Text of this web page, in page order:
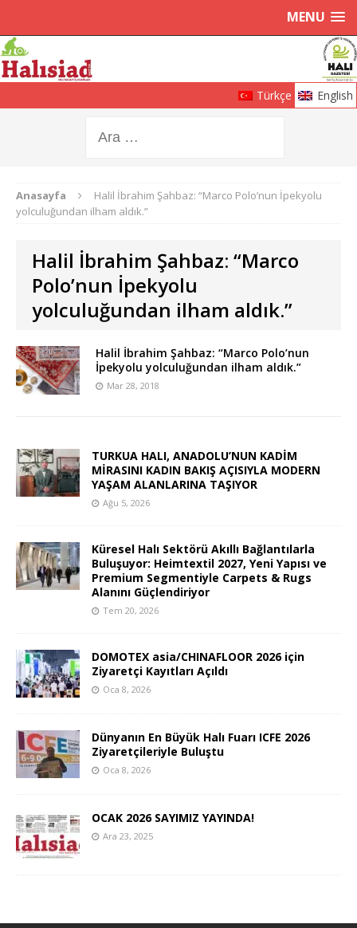
MENU
Türkçe English
Anasayfa
Halil İbrahim Şahbaz: “Marco Polo’nun İpekyolu
yolculuğundan ilham aldık.”
Halil İbrahim Şahbaz: “Marco
Polo’nun İpekyolu
yolculuğundan ilham aldık.”
Halil İbrahim Şahbaz: “Marco Polo’nun
İpekyolu yolculuğundan ilham aldık.”
Mar 28, 2018
TURKUA HALI, ANADOLU’NUN KADİM
MİRASINI KADIN BAKIŞ AÇISIYLA MODERN
YAŞAM ALANLARINA TAŞIYOR
Ağu 5, 2026
Küresel Halı Sektörü Akıllı Bağlantılarla
Buluşuyor: Heimtextil 2027, Yeni Yapısı ve
Premium Segmentiyle Carpets & Rugs
Alanını Güçlendiriyor
Tem 20, 2026
DOMOTEX asia/CHINAFLOOR 2026 için
Ziyaretçi Kayıtları Açıldı
Oca 8, 2026
Dünyanın En Büyük Halı Fuarı ICFE 2026
Ziyaretçileriyle Buluştu
Oca 8, 2026
OCAK 2026 SAYIMIZ YAYINDA!
Ara 23, 2025